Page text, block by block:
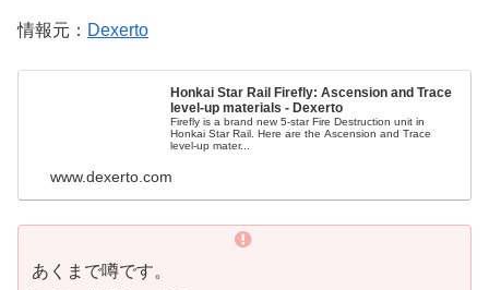
情報元： Dexerto
Honkai Star Rail Firefly: Ascension and Trace
level-up materials - Dexerto
Firefly is a brand new 5-star Fire Destruction unit in
Honkai Star Rail. Here are the Ascension and Trace
level-up mater...
www.dexerto.com
あくまで噂です。